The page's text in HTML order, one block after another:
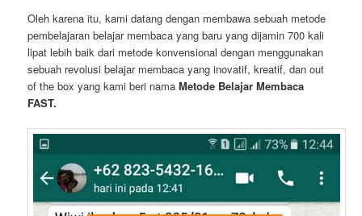
Oleh karena itu, kami datang dengan membawa sebuah metode
pembelajaran belajar membaca yang baru yang dijamin 700 kali
lipat lebih baik dari metode konvensional dengan menggunakan
sebuah revolusi belajar membaca yang inovatif, kreatif, dan out
of the box yang kami beri namaMetode Belajar Membaca
FAST.